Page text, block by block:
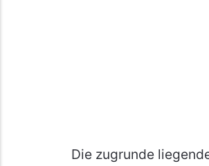
Die zugrunde